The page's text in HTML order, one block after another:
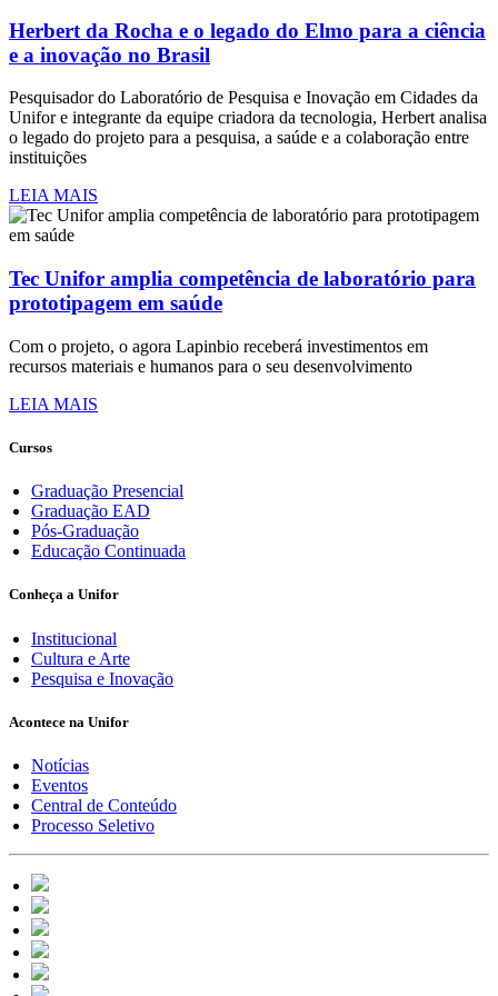
2017. Berlim: Springer Verlag, 2017. v. 2. p. 94-108.
SULLIVAN, D.; CAMINHA, C.;
M. Towards Understanding the Impact of Crime in a Choice of a
Route by a Bus Passenger. In: Agent-based Modeling for Crime,
2017, Lisboa. EPIA 2017. Berlim: Springer Verlag, 2017.
Herbert da Rocha e o legado do Elmo para a ciência
e a inovação no Brasil
Pesquisador do Laboratório de Pesquisa e Inovação em Cidades da
Unifor e integrante da equipe criadora da tecnologia, Herbert analisa
o legado do projeto para a pesquisa, a saúde e a colaboração entre
instituições
LEIA MAIS
Tec Unifor amplia competência de laboratório para
prototipagem em saúde
Com o projeto, o agora Lapinbio receberá investimentos em
recursos materiais e humanos para o seu desenvolvimento
LEIA MAIS
Cursos
Graduação Presencial
Graduação EAD
Pós-Graduação
Educação Continuada
Conheça a Unifor
Institucional
Cultura e Arte
Pesquisa e Inovação
Acontece na Unifor
Notícias
Eventos
Central de Conteúdo
Processo Seletivo